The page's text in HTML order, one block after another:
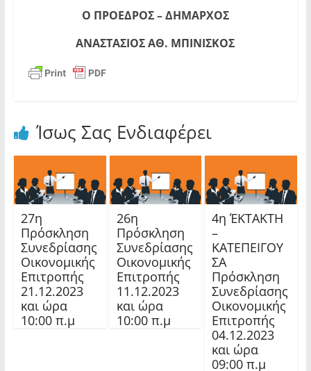
Ο ΠΡΟΕΔΡΟΣ – ΔΗΜΑΡΧΟΣ
ΑΝΑΣΤΑΣΙΟΣ ΑΘ. ΜΠΙΝΙΣΚΟΣ
Ίσως Σας Ενδιαφέρει
27η
Πρόσκληση
Συνεδρίασης
Οικονομικής
Επιτροπής
21.12.2023
και ώρα
10:00 π.μ
26η
Πρόσκληση
Συνεδρίασης
Οικονομικής
Επιτροπής
11.12.2023
και ώρα
10:00 π.μ
4η ΈΚΤΑΚΤΗ
–
ΚΑΤΕΠΕΙΓΟΥ
ΣΑ
Πρόσκληση
Συνεδρίασης
Οικονομικής
Επιτροπής
04.12.2023
και ώρα
09:00 π.μ